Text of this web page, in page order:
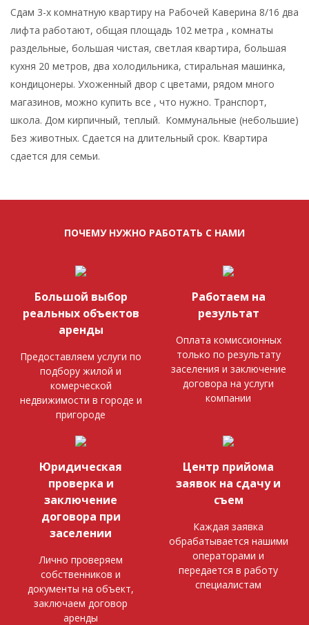
Сдам 3-х комнатную квартиру на Рабочей Каверина 8/16 два
лифта работают, общая площадь 102 метра , комнаты
раздельные, большая чистая, светлая квартира, большая
кухня 20 метров, два холодильника, стиральная машинка,
кондицонеры. Ухоженный двор с цветами, рядом много
магазинов, можно купить все , что нужно. Транспорт,
школа. Дом кирпичный, теплый. Коммунальные (небольшие)
Без животных. Сдается на длительный срок. Квартира
сдается для семьи.
ПОЧЕМУ НУЖНО РАБОТАТЬ С НАМИ
Большой выбор
реальных объектов
аренды
Предоставляем услуги по
подбору жилой и
комерческой
недвижимости в городе и
пригороде
Работаем на
результат
Оплата комиссионных
только по результату
заселения и заключение
договора на услуги
компании
Юридическая
проверка и
заключение
договора при
заселении
Лично проверяем
собственников и
документы на объект,
заключаем договор
аренды
Центр прийома
заявок на сдачу и
съем
Каждая заявка
обрабатывается нашими
операторами и
передается в работу
специалистам